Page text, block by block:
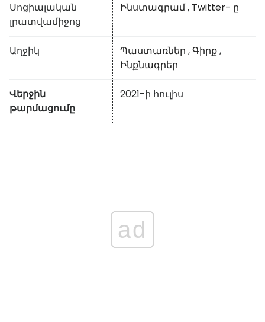
Սոցիալական
լրատվամիջոց
Ինստագրամ, Twitter- ը
Աղջիկ Պաստառներ ,Գիրք,
Ինքնագրեր
Վերջին
թարմացումը
2021-ի հուլիս
ad